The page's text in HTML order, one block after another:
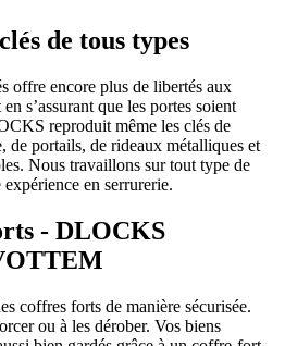
de tous types
offre encore plus de libertés aux
s’assurant que les portes soient
reproduit même les clés de
de portails, de rideaux métalliques et
Nous travaillons sur tout type de
en serrurerie.
- DLOCKS
coffres forts de manière sécurisée.
ou à les dérober. Vos biens